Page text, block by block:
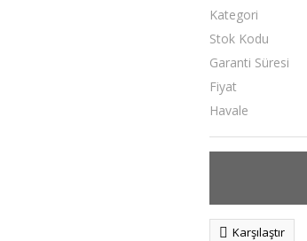
Kategori
Stok Kodu
Garanti Süresi
Fiyat
Havale
Karşılaştır